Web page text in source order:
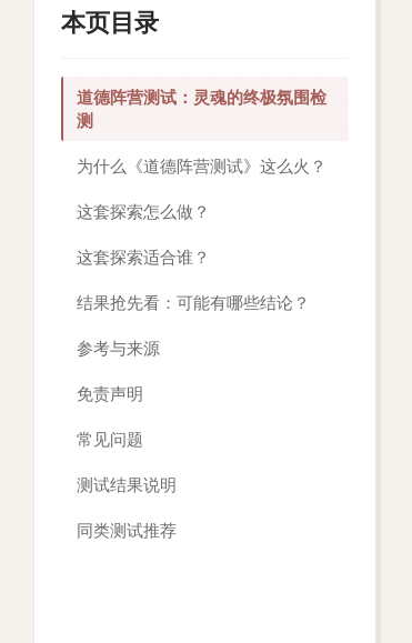
本页目录
道德阵营测试：灵魂的终极氛围检
测
为什么《道德阵营测试》这么火？
这套探索怎么做？
这套探索适合谁？
结果抢先看：可能有哪些结论？
参考与来源
免责声明
常见问题
测试结果说明
同类测试推荐